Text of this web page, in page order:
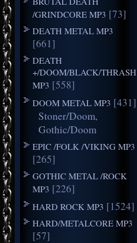
/GRINDCORE MP3 [73]
DEATH METAL MP3
[661]
DEATH
+/DOOM/BLACK/THRASH
MP3 [558]
DOOM METAL MP3 [431]
Stoner/Doom,
Gothic/Doom
EPIC /FOLK /VIKING MP3
[265]
GOTHIC METAL /ROCK
MP3 [226]
HARD ROCK MP3 [1524]
HARD/METALCORE MP3
[57]